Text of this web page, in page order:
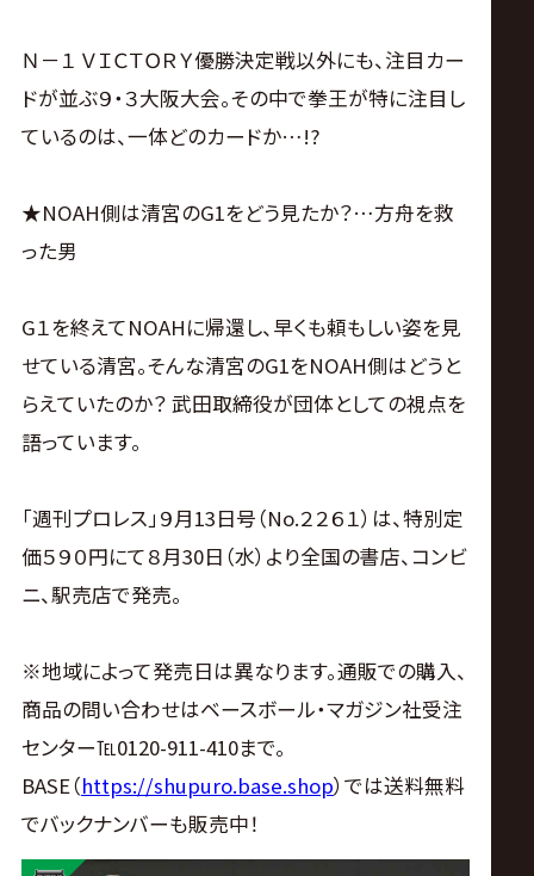
Ｎ－１ ＶＩＣＴＯＲＹ優勝決定戦以外にも、注目カー
ドが並ぶ９・３大阪大会。その中で拳王が特に注目し
ているのは、一体どのカードか…!?
★NOAH側は清宮のG1をどう見たか？…方舟を救
った男
G１を終えてNOAHに帰還し、早くも頼もしい姿を見
せている清宮。そんな清宮のG1をNOAH側はどうと
らえていたのか？ 武田取締役が団体としての視点を
語っています。
「週刊プロレス」９月13日号（No.２２６１）は、特別定
価５９０円にて８月30日（水）より全国の書店、コンビ
ニ、駅売店で発売。
※地域によって発売日は異なります。通販での購入、
商品の問い合わせはベースボール・マガジン社受注
センター℡0120-911-410まで。
BASE（https://shupuro.base.shop）では送料無料
でバックナンバーも販売中！